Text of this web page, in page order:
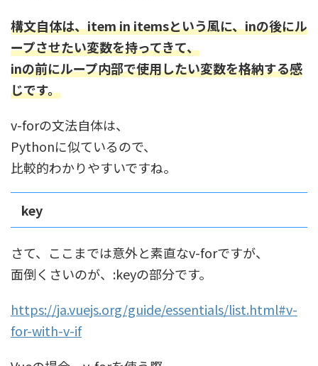
構文自体は、item in itemsという風に、inの後にル
ープさせたい変数を持ってきて、
inの前にループ内部で使用したい変数を格納する感
じです。
v-forの文法自体は、
Pythonに似ているので、
比較的わかりやすいですね。
key
さて、ここまでは意外と素直なv-forですが、
面倒くさいのが、:keyの部分です。
https://ja.vuejs.org/guide/essentials/list.html#v-
for-with-v-if